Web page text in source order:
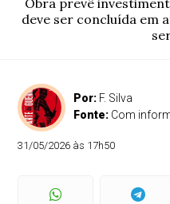
Obra prevê
deve ser concluída em
Por: F. Silva
Fonte: Com
31/05/2026 às 17h50